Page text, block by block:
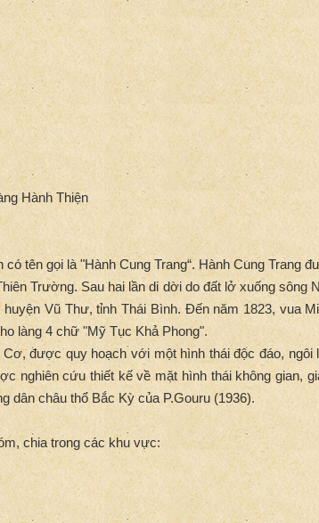
Hành Thiện
tên gọi là "Hành Cung Trang“. Hành Cung Trang
Trường. Sau hai lần di dời do đất lở xuống sông
Vũ Thư, tỉnh Thái Bình. Đến năm 1823, vua
làng 4 chữ "Mỹ Tục Khả Phong".
được quy hoạch với một hình thái độc đáo,
nghiên cứu thiết kế về mặt hình thái không gian,
dân châu thổ Bắc Kỳ của P.Gouru (1936).
chia trong các khu vực: